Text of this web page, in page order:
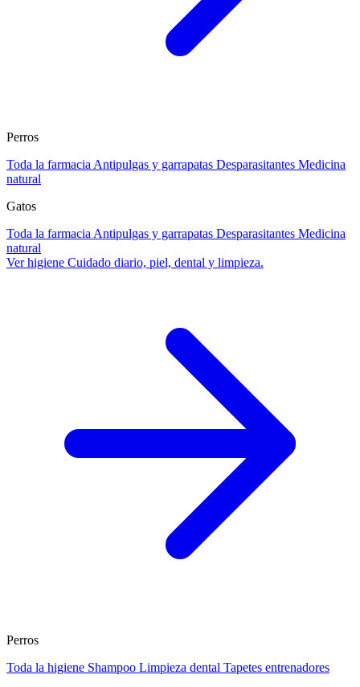
Perros
Toda la farmacia Antipulgas y garrapatas Desparasitantes Medicina
natural
Gatos
Toda la farmacia Antipulgas y garrapatas Desparasitantes Medicina
natural
Ver higiene Cuidado diario, piel, dental y limpieza.
Perros
Toda la higiene Shampoo Limpieza dental Tapetes entrenadores